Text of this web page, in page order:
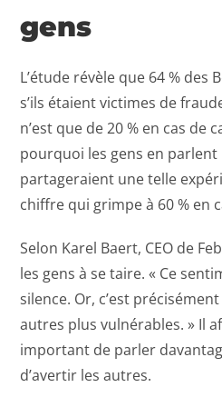
gens
L’étude révèle que 64 % des
s’ils étaient victimes de
n’est que de 20 % en cas de
pourquoi les gens en parlent
partageraient une telle
chiffre qui grimpe à 60 % en
Selon Karel Baert, CEO de
les gens à se taire. « Ce
silence. Or, c’est
autres plus vulnérables. » Il
important de parler
d’avertir les autres.